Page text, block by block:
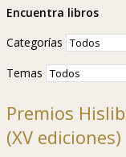
Encuentra libros
Categorías
Temas
Premios
(XV ediciones)